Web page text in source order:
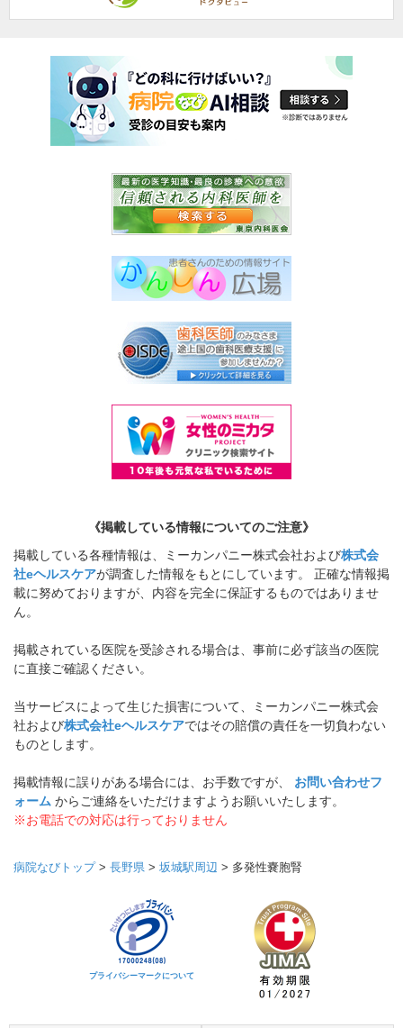
《掲載している情報についてのご注意》
掲載している各種情報は、ミーカンパニー株式会社および株式会
社eヘルスケアが調査した情報をもとにしています。 正確な情報掲
載に努めておりますが、内容を完全に保証するものではありませ
ん。
掲載されている医院を受診される場合は、事前に必ず該当の医院
に直接ご確認ください。
当サービスによって生じた損害について、ミーカンパニー株式会
社および株式会社eヘルスケアではその賠償の責任を一切負わない
ものとします。
掲載情報に誤りがある場合には、お手数ですが、 お問い合わせフ
ォーム からご連絡をいただけますようお願いいたします。
※お電話での対応は行っておりません
病院なびトップ> 長野県 > 坂城駅周辺 > 多発性嚢胞腎
プライバシーマークについて